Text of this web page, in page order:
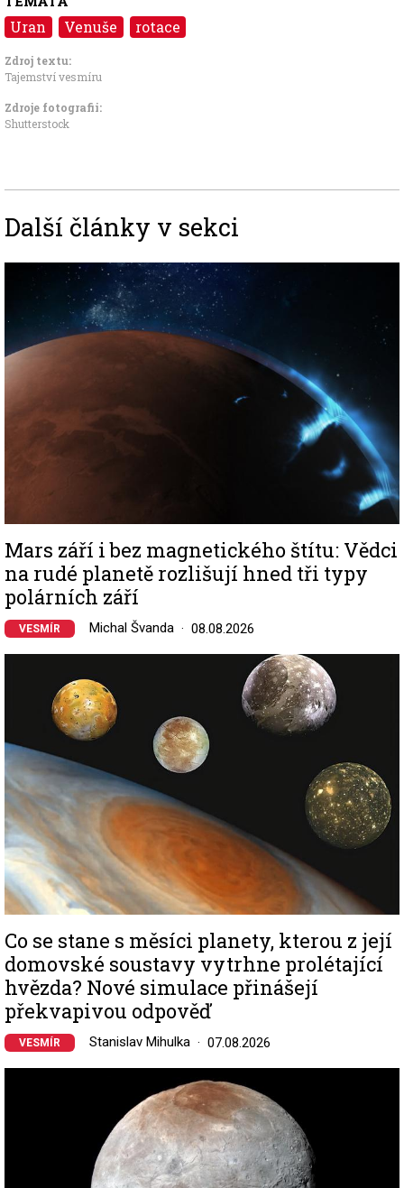
Uran Venuše rotace
Zdroj textu:
Tajemství vesmíru
Zdroje fotografii:
Shutterstock
Další články v sekci
Image
Mars září i bez magnetického štítu: Vědci
na rudé planetě rozlišují hned tři typy
polárních září
VESMÍR Michal Švanda 08.08.2026
Co se stane s měsíci planety, kterou z její
domovské soustavy vytrhne prolétající
hvězda? Nové simulace přinášejí
překvapivou odpověď
VESMÍR Stanislav Mihulka 07.08.2026